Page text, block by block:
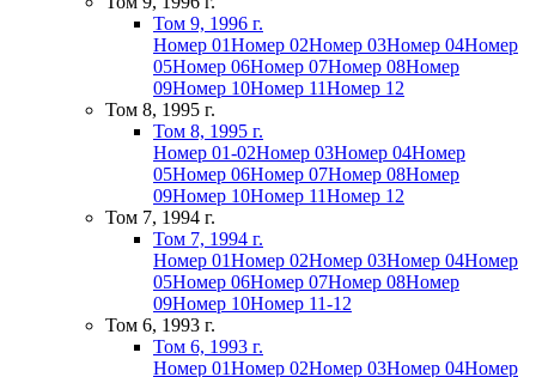
Том 9, 1996 г.
Номер 01Номер 02Номер 03Номер 04Номер
05Номер 06Номер 07Номер 08Номер
09Номер 10Номер 11Номер 12
Том 8, 1995 г.
Том 8, 1995 г.
Номер 01-02Номер 03Номер 04Номер
05Номер 06Номер 07Номер 08Номер
09Номер 10Номер 11Номер 12
Том 7, 1994 г.
Том 7, 1994 г.
Номер 01Номер 02Номер 03Номер 04Номер
05Номер 06Номер 07Номер 08Номер
09Номер 10Номер 11-12
Том 6, 1993 г.
Том 6, 1993 г.
Номер 01Номер 02Номер 03Номер 04Номер